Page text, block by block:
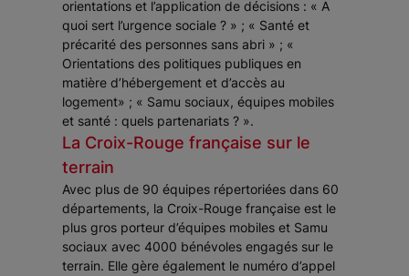
orientations et l’application de décisions : « A
quoi sert l’urgence sociale ? » ; « Santé et
précarité des personnes sans abri » ; «
Orientations des politiques publiques en
matière d’hébergement et d’accès au
logement» ; « Samu sociaux, équipes mobiles
et santé : quels partenariats ? ».
La Croix-Rouge française sur le
terrain
Avec plus de 90 équipes répertoriées dans 60
départements, la Croix-Rouge française est le
plus gros porteur d’équipes mobiles et Samu
sociaux avec 4000 bénévoles engagés sur le
terrain. Elle gère également le numéro d’appel